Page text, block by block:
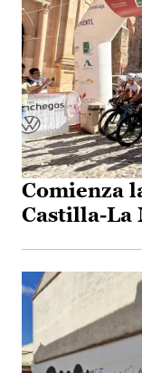
Comienza
Castilla-La